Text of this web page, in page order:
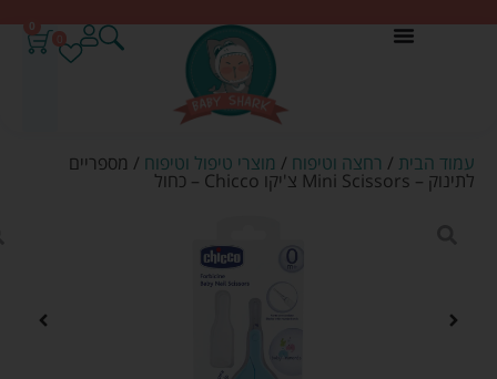
0
עמוד הבית / רחצה וטיפוח / מוצרי טיפול וטיפוח / מספריים
לתינוק – Mini Scissors צ'יקו Chicco – כחול